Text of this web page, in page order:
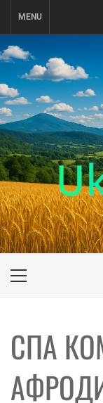
MENU
ПОДОРОЖI ПО
Primary
СПА